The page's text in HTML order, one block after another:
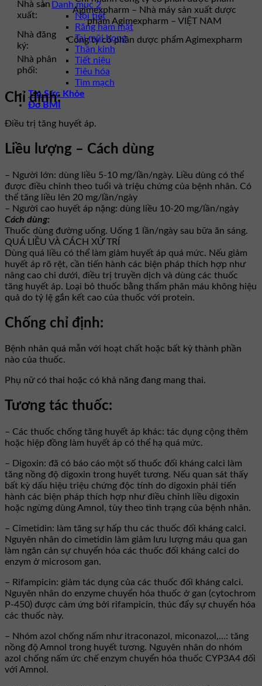
Danh mục 2
Nội tiết
Răng hàm mặt
Tai mũi họng
Thần kinh
Tiết niệu
Tiêu hóa
Tim mạch
Tin Sức Khỏe
Đo BMI
Nhà sản
xuất:
Agimexpharm – Nhà máy sản xuất dược
phẩm Agimexpharm – VIỆT NAM
Nhà đăng
ký:
Công ty cổ phần dược phẩm Agimexpharm
Nhà phân
phối:
Chỉ định:
Điều trị tăng huyết áp.
Liều lượng – Cách dùng
– Người lớn: dùng liều 5-10 mg/lần/ngày. Liều dùng có thể
được điều chỉnh theo tuổi và triệu chứng của bệnh nhân. Có
thể tăng liều lên 20 mg/lần/ngày
– Người cao huyết áp nặng: dùng liều 10-20 mg/lần/ngày
Cách dùng:
Thuốc dùng đường uống. Uống 1 lần/ngày sau bữa ăn sáng.
QUÁ LIỀU VÀ CÁCH XỬ TRÍ
Dùng quá liều có thể làm giảm huyết áp quá mức. Nếu giảm
huyết áp rõ rệt, cần tiến hành các biện pháp thích hợp như
nâng cao chi dưới, điều trị truyền dịch và dùng các thuốc
tăng huyết áp. Loại bỏ thuốc bằng thẩm phân máu không hiệu
quả do tỷ lệ gắn kết cao của thuốc với protein.
Chống chỉ định:
Bệnh nhân quá mẫn với hoạt chất hoặc bất kỳ thành phần
nào của thuốc.
Phụ nữ có thai hoặc có khả năng đang mang thai.
Tương tác thuốc:
– Các thuốc chống tăng huyết áp khác: tác dụng cộng thêm
hoặc hiệp đồng làm huyết áp có thể hạ quá mức.
– Digoxin: đã có báo cáo một số thuốc đối kháng calci làm
tăng nồng độ digoxin trong huyết tương. Nếu quan sát thấy
bất kỳ dấu hiệu triệu chứng độc tính do digoxin phải tiến
hành các biện pháp thích hợp như điều chỉnh liều digoxin
hoặc ngừng dùng Amnol, tùy theo tình trạng của bệnh nhân.
– Cimetidin: làm tăng sự hấp thu các thuốc đối kháng calci.
Nguyên nhân do cimetidin làm giảm lưu lượng máu qua gan
làm ngăn cản sự chuyển hóa các thuốc đối kháng calci do
enzym ở microsom gan.
– Rifampicin: giảm tác dụng của các thuốc đối kháng calci.
Nguyên nhân do enzyme chuyển hóa thuốc ở gan (cytochrom
P-450) được cảm ứng bởi rifampicin, thúc đẩy sự chuyển hóa
các thuốc này.
– Nhóm azol chống nấm như itraconazol, miconazol,…: tăng
nồng độ Amnol trong huyết tương. Nguyên nhân do nhóm
azol chống nấm ức chế enzym chuyển hóa thuốc CYP3A4 đối
với Amnol.